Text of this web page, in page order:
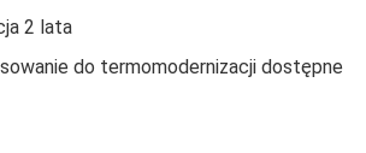
2 lata
do termomodernizacji dostępne